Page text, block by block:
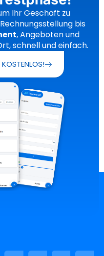
Ihr Geschäft zu
bis
, Angeboten und
schnell und einfach.
KOSTENLOS!